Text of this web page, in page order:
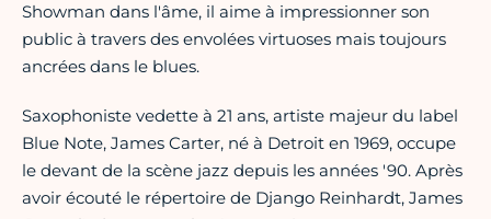
Showman dans l'âme, il aime à impressionner son
public à travers des envolées virtuoses mais toujours
ancrées dans le blues.
Saxophoniste vedette à 21 ans, artiste majeur du label
Blue Note, James Carter, né à Detroit en 1969, occupe
le devant de la scène jazz depuis les années '90. Après
avoir écouté le répertoire de Django Reinhardt, James